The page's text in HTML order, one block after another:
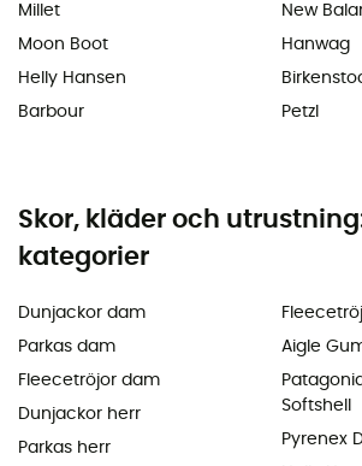
Millet
Moon Boot
Helly Hansen
Barbour
New
Hanwag
Petzl
Skor, kläder och
kategorier
Dunjackor dam
Parkas dam
Fleecetröjor dam
Dunjackor herr
Parkas herr
Aigle
Softshell
Pyrenex